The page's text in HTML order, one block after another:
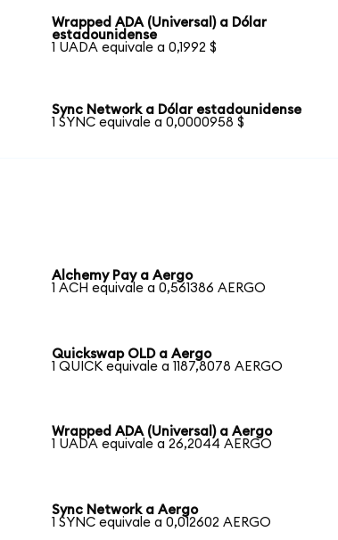
Wrapped ADA (Universal) a Dólar
estadounidense
1 UADA equivale a 0,1992 $
Sync Network a Dólar estadounidense
1 SYNC equivale a 0,0000958 $
Alchemy Pay a Aergo
1 ACH equivale a 0,561386 AERGO
Quickswap OLD a Aergo
1 QUICK equivale a 1187,8078 AERGO
Wrapped ADA (Universal) a Aergo
1 UADA equivale a 26,2044 AERGO
Sync Network a Aergo
1 SYNC equivale a 0,012602 AERGO